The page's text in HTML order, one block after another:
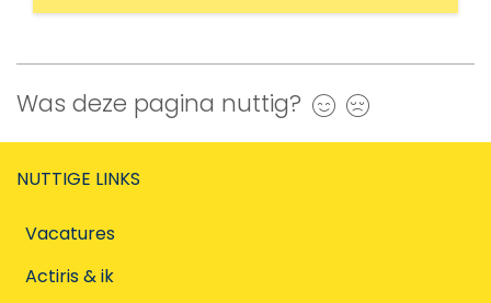
Was deze pagina nuttig? Ja
NUTTIGE LINKS
Vacatures
Actiris & ik